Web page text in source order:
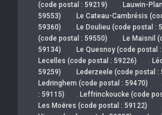
(code postal : 59219)
, Lauwin-
59553)
, Le Cateau-Cambrésis
59360)
, Le Doulieu (code postal :
(code postal : 59550)
, Le Maisnil
59134)
, Le Quesnoy (code postal
Lecelles (code postal : 59226) ,
59259)
, Lederzeele (code postal :
Ledringhem (code postal : 59470) ,
: 59115)
, Leffrinckoucke (code
Les Moëres (code postal : 59122) ,